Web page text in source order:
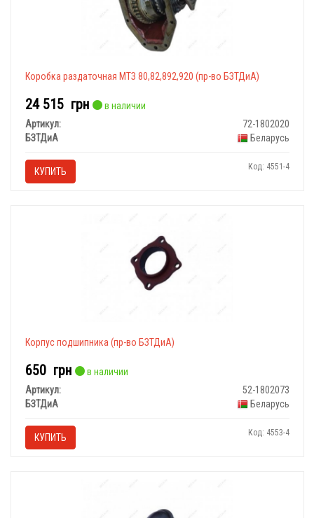
Коробка раздаточная МТЗ 80,82,892,920 (пр-во БЗТДиА)
24 515 грн
в наличии
Артикул:
72-1802020
БЗТДиА
Беларусь
КУПИТЬ Код: 4551-4
Корпус подшипника (пр-во БЗТДиА)
650 грн
в наличии
Артикул:
52-1802073
БЗТДиА
Беларусь
КУПИТЬ Код: 4553-4